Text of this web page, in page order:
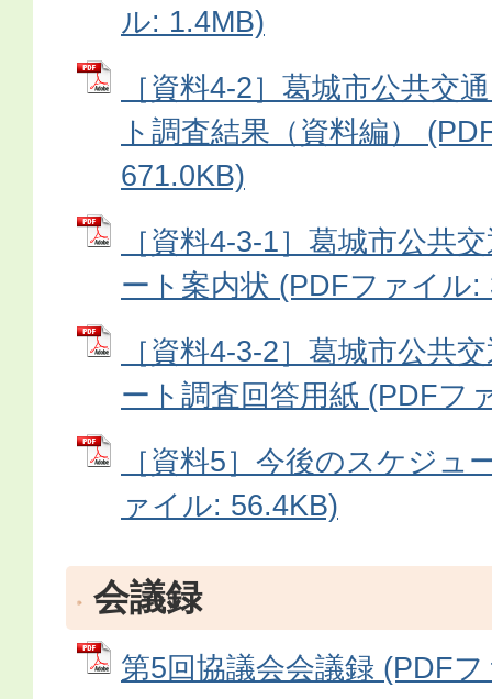
ル: 1.4MB)
［資料4-2］葛城市公共交
ト調査結果（資料編）
671.0KB)
［資料4-3-1］葛城市公共
ート案内状 (PDFファイル:
［資料4-3-2］葛城市公共
ート調査回答用紙 (PDFフ
［資料5］今後のスケジュ
ァイル: 56.4KB)
会議録
第5回協議会会議録 (PDF